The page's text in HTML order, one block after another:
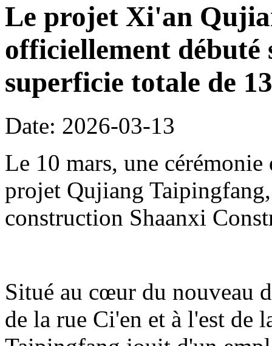
Le projet Xi'an
officiellement débuté
superficie totale de
Date: 2026-03-13
Le 10 mars, une
projet Qujiang
construction Shaanxi
Situé au cœur du nouveau
de la rue Ci'en et à l'est de